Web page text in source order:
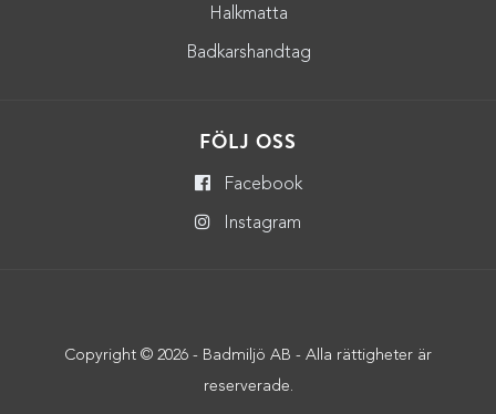
Halkmatta
Badkarshandtag
FÖLJ OSS
Facebook
Instagram
Copyright © 2026 - Badmiljö AB - Alla rättigheter är
reserverade.